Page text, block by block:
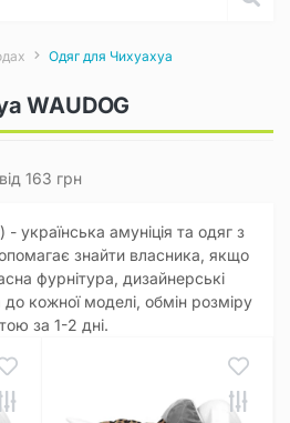
Одяг для Чихуахуа
WAUDOG
163 грн
українська амуніція та одяг з
знайти власника, якщо
фурнітура, дизайнерські
до кожної моделі, обмін розміру
за 1-2 дні.